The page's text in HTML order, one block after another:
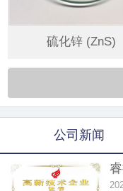
硫化锌 (ZnS)
公司新闻